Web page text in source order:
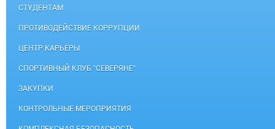
СТУДЕНТАМ
ПРОТИВОДЕЙСТВИЕ КОРРУПЦИИ
ЦЕНТР КАРЬЕРЫ
СПОРТИВНЫЙ КЛУБ "СЕВЕРЯНЕ"
ЗАКУПКИ
КОНТРОЛЬНЫЕ МЕРОПРИЯТИЯ